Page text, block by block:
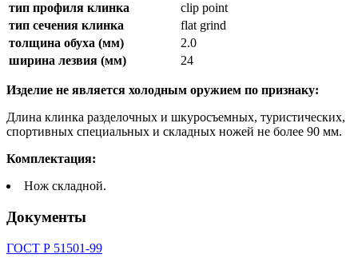
тип профиля клинка
clip point
тип сечения клинка
flat grind
толщина обуха (мм)
2.0
ширина лезвия (мм)
24
Изделие не является холодным оружием по признаку:
Длина клинка разделочных и шкуросъемных, туристических,
спортивных специальных и складных ножей не более 90 мм.
Комплектация:
Нож складной.
Документы
ГОСТ Р 51501-99